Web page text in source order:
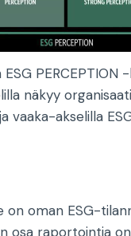
PERCEPTION
näkyy
vaaka-akselilla
on oman ESG-
osa raportointia on